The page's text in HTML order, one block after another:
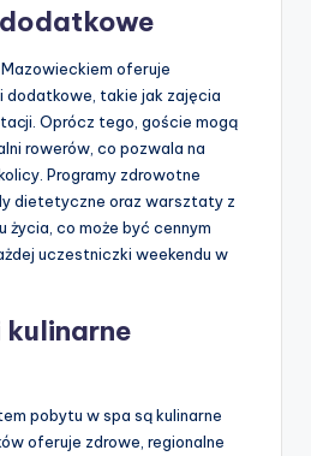
oferuje
dodatkowe, takie jak zajęcia
Oprócz tego, goście mogą
rowerów, co pozwala na
Programy zdrowotne
dietetyczne oraz warsztaty z
życia, co może być cennym
uczestniczki weekendu w
pobytu w spa są kulinarne
oferuje zdrowe, regionalne